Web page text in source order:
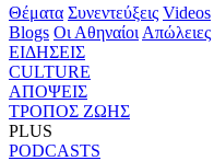
Θέματα Συνεντεύξεις Videos
Blogs Οι Αθηναίοι Απώλειες
ΕΙΔΗΣΕΙΣ
CULTURE
ΑΠΟΨΕΙΣ
ΤΡΟΠΟΣ ΖΩΗΣ
PLUS
PODCASTS